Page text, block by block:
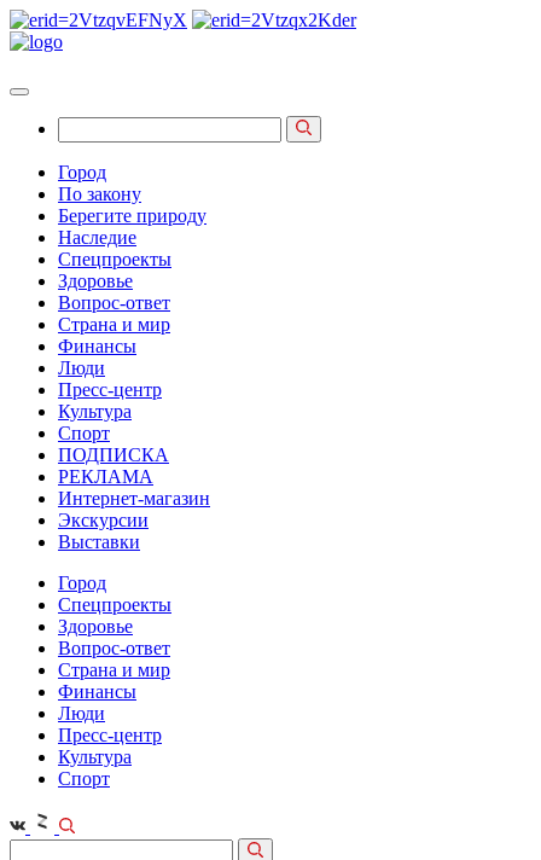
Город
По закону
Берегите природу
Наследие
Спецпроекты
Здоровье
Вопрос-ответ
Страна и мир
Финансы
Люди
Пресс-центр
Культура
Спорт
ПОДПИСКА
РЕКЛАМА
Интернет-магазин
Экскурсии
Выставки
Город
Спецпроекты
Здоровье
Вопрос-ответ
Страна и мир
Финансы
Люди
Пресс-центр
Культура
Спорт